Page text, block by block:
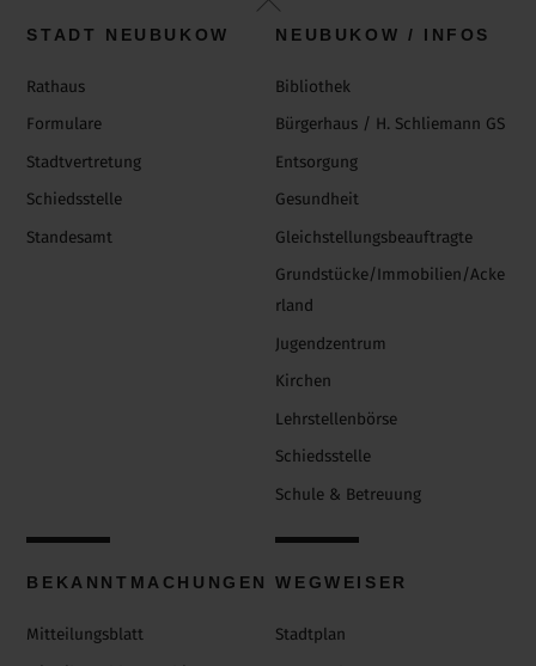
To
STADT NEUBUKOW
Rathaus
Formulare
Stadtvertretung
Schiedsstelle
Standesamt
NEUBUKOW / INFOS
Bibliothek
Bürgerhaus / H. Schliemann GS
Entsorgung
Gesundheit
Gleichstellungsbeauftragte
Grundstücke/Immobilien/Acke
rland
Jugendzentrum
Kirchen
Lehrstellenbörse
Schiedsstelle
Schule & Betreuung
BEKANNTMACHUNGEN
Mitteilungsblatt
WEGWEISER
Stadtplan